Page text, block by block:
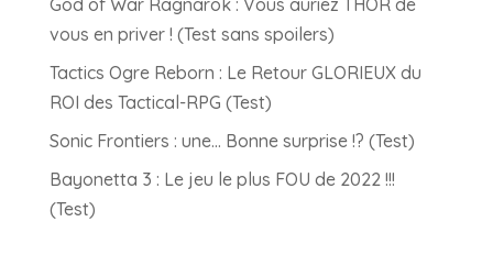
vous en priver ! (Test sans spoilers)
Tactics Ogre Reborn : Le Retour GLORIEUX du
ROI des Tactical-RPG (Test)
Sonic Frontiers : une… Bonne surprise !? (Test)
Bayonetta 3 : Le jeu le plus FOU de 2022 !!!
(Test)